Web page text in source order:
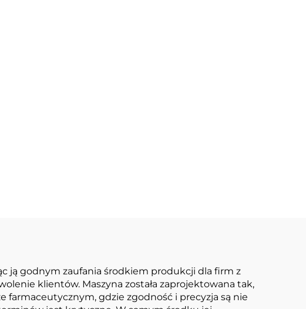
ją godnym zaufania środkiem produkcji dla firm z
klientów. Maszyna została zaprojektowana tak,
farmaceutycznym, gdzie zgodność i precyzja są nie